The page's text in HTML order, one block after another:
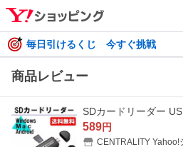
毎日引けるくじ 今すぐ挑戦
商品レビュー
589円
CENTRALITY Yahoo!